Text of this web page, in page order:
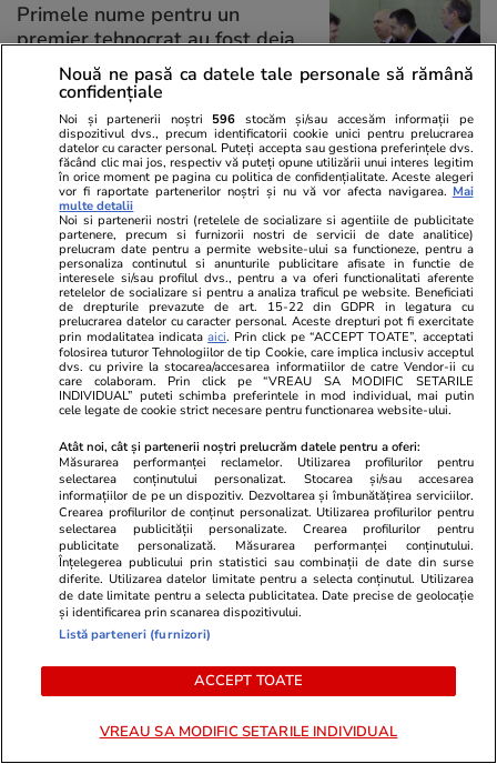
Primele nume pentru un
premier tehnocrat au fost deja
avansate în negocierile politice.
Varianta respinsă categoric de
Nicușor Dan
PARTENERI
ZiaruldeIasi.ro
Motivul interesant pentru care o
elevă din rural cu o medie de top
la Evaluarea Națională a ales un
liceu tehnologic. „Este o
nebuloasă și pentru noi”
Fanatik.ro
Gigi Becali
cu care
american și
ULTIMELE ȘTIRI
Nouă ne pasă ca datele tale personale să rămână
confidențiale
Noi și partenerii noștri 596 stocăm și/sau accesăm informații pe
dispozitivul dvs., precum identificatorii cookie unici pentru prelucrarea
datelor cu caracter personal. Puteți accepta sau gestiona preferințele dvs.
făcând clic mai jos, respectiv vă puteți opune utilizării unui interes legitim
în orice moment pe pagina cu politica de confidențialitate. Aceste alegeri
vor fi raportate partenerilor noștri și nu vă vor afecta navigarea. Mai
multe detalii
Noi si partenerii nostri (retelele de socializare si agentiile de publicitate
partenere, precum si furnizorii nostri de servicii de date analitice)
prelucram date pentru a permite website-ului sa functioneze, pentru a
personaliza continutul si anunturile publicitare afisate in functie de
interesele si/sau profilul dvs., pentru a va oferi functionalitati aferente
retelelor de socializare si pentru a analiza traficul pe website. Beneficiati
de drepturile prevazute de art. 15-22 din GDPR in legatura cu
prelucrarea datelor cu caracter personal. Aceste drepturi pot fi exercitate
prin modalitatea indicataaici. Prin click pe “ACCEPT TOATE”, acceptati
folosirea tuturor Tehnologiilor de tip Cookie, care implica inclusiv acceptul
dvs. cu privire la stocarea/accesarea informatiilor de catre Vendor-ii cu
care colaboram. Prin click pe “VREAU SA MODIFIC SETARILE
INDIVIDUAL” puteti schimba preferintele in mod individual, mai putin
cele legate de cookie strict necesare pentru functionarea website-ului.
Atât noi, cât și partenerii noștri prelucrăm datele pentru a oferi:
Măsurarea performanței reclamelor. Utilizarea profilurilor pentru
selectarea conținutului personalizat. Stocarea și/sau accesarea
informațiilor de pe un dispozitiv. Dezvoltarea și îmbunătățirea serviciilor.
Crearea profilurilor de conținut personalizat. Utilizarea profilurilor pentru
selectarea publicității personalizate. Crearea profilurilor pentru
publicitate personalizată. Măsurarea performanței conținutului.
Înțelegerea publicului prin statistici sau combinații de date din surse
diferite. Utilizarea datelor limitate pentru a selecta conținutul. Utilizarea
de date limitate pentru a selecta publicitatea. Date precise de geolocație
și identificarea prin scanarea dispozitivului.
Listă parteneri (furnizori)
ACCEPT TOATE
VREAU SA MODIFIC SETARILE INDIVIDUAL